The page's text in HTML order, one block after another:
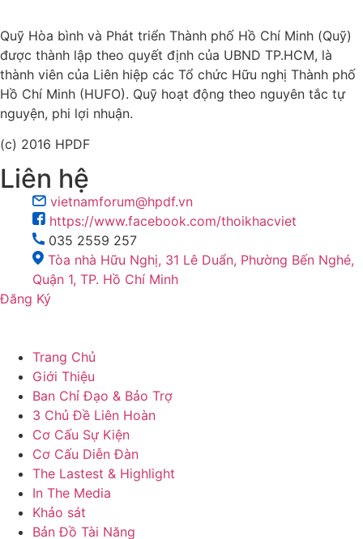
Quỹ Hòa bình và Phát triển Thành phố Hồ Chí Minh (Quỹ)
được thành lập theo quyết định của UBND TP.HCM, là
thành viên của Liên hiệp các Tổ chức Hữu nghị Thành phố
Hồ Chí Minh (HUFO). Quỹ hoạt động theo nguyên tắc tự
nguyện, phi lợi nhuận.
(c) 2016 HPDF
Liên hệ
vietnamforum@hpdf.vn
https://www.facebook.com/thoikhacviet
035 2559 257
Tòa nhà Hữu Nghị, 31 Lê Duẩn, Phường Bến Nghé,
Quận 1, TP. Hồ Chí Minh
Đăng Ký
Trang Chủ
Giới Thiệu
Ban Chỉ Đạo & Bảo Trợ
3 Chủ Đề Liên Hoàn
Cơ Cấu Sự Kiện
Cơ Cấu Diễn Đàn
The Lastest & Highlight
In The Media
Khảo sát
Bản Đồ Tài Năng